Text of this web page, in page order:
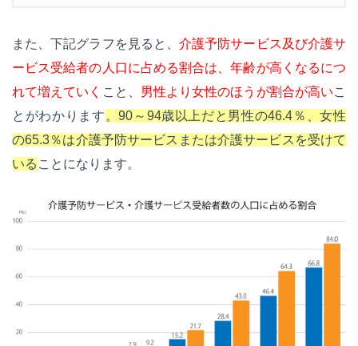
また、下記グラフを見ると、介護予防サービス及び介護サ
ービス受給者の人口に占める割合は、年齢が高くなるにつ
れて増えていく こと、 男性より女性のほうが割合が高いこ
とがわかります 。90～94歳以上だと男性の46.4％、女性
の65.3％は介護予防サービスまたは介護サービスを受けて
いる ことになります。